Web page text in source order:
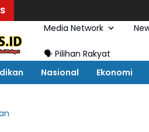
Media Network
🗣️ Pilihan Rakyat
Nasional Ekonomi